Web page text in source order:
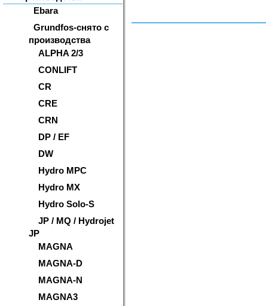
Ebara
Grundfos-снято с
производства
ALPHA 2/3
CONLIFT
CR
CRE
CRN
DP / EF
DW
Hydro MPC
Hydro MX
Hydro Solo-S
JP / MQ / Hydrojet
JP
MAGNA
MAGNA-D
MAGNA-N
MAGNA3